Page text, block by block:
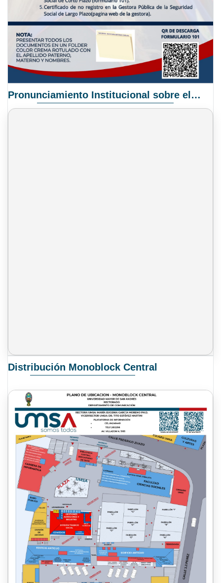
Pronunciamiento Institucional sobre el Proyecto de Ley N° 068/2025-2026 C.S.
Distribución Monoblock Central